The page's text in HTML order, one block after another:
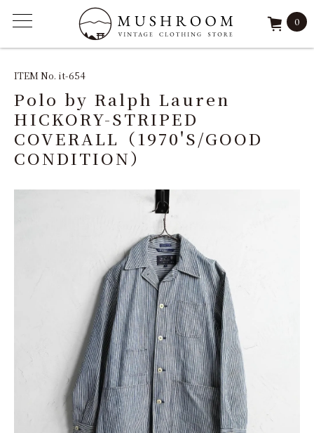
FEATURE
ARCHIVE
SOLD
MY ACCOUNT
0
ITEM No. it-654
Polo by Ralph Lauren
HICKORY-STRIPED
COVERALL（1970'S/GOOD
CONDITION）